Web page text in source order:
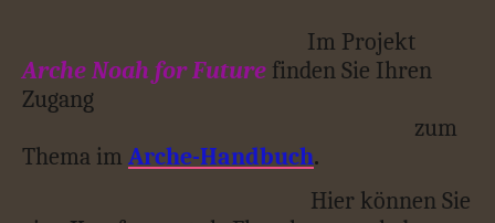
Im Projekt
Arche Noah for Future finden Sie Ihren
Zugang
zum
Thema im Arche-Handbuch.
Hier können Sie